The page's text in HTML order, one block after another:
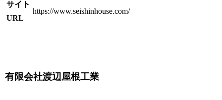
サイト
URL
https://www.seishinhouse.com/
有限会社渡辺屋根工業